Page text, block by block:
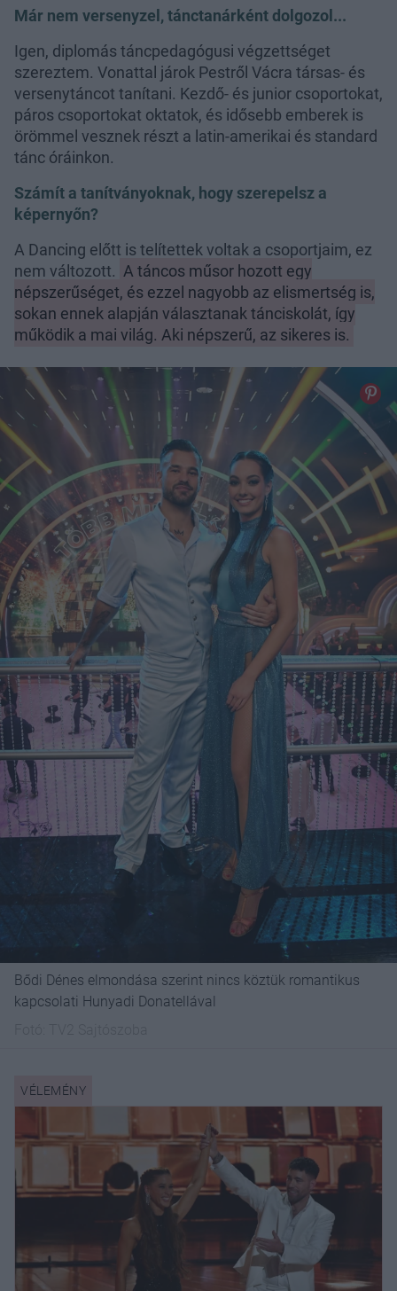
Már nem versenyzel, tánctanárként dolgozol...
Igen, diplomás táncpedagógusi végzettséget
szereztem. Vonattal járok Pestről Vácra társas- és
versenytáncot tanítani. Kezdő- és junior csoportokat,
páros csoportokat oktatok, és idősebb emberek is
örömmel vesznek részt a latin-amerikai és standard
tánc óráinkon.
Számít a tanítványoknak, hogy szerepelsz a
képernyőn?
A Dancing előtt is telítettek voltak a csoportjaim, ez
nem változott. A táncos műsor hozott egy
népszerűséget, és ezzel nagyobb az elismertség is,
sokan ennek alapján választanak tánciskolát, így
működik a mai világ. Aki népszerű, az sikeres is.
Bődi Dénes elmondása szerint nincs köztük romantikus
kapcsolati Hunyadi Donatellával